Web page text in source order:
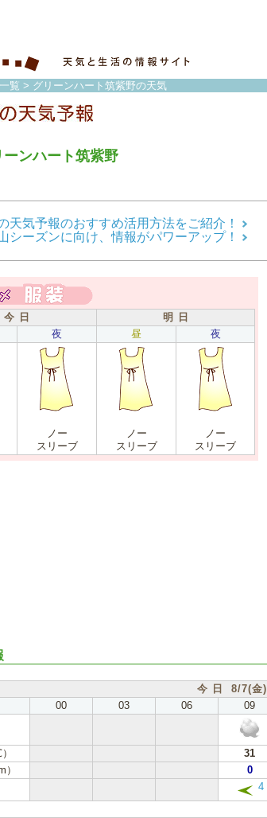
覧 > グリーンハート筑紫野の天気
ーンハート筑紫野
天気予報のおすすめ活用方法をご紹介！
シーズンに向け、情報がパワーアップ！
今 日
明 日
夜 昼 夜
ノー
スリーブ
ノー
スリーブ
ノー
スリーブ
今 日 8/7(金)
00 03 06 09
31
0
4